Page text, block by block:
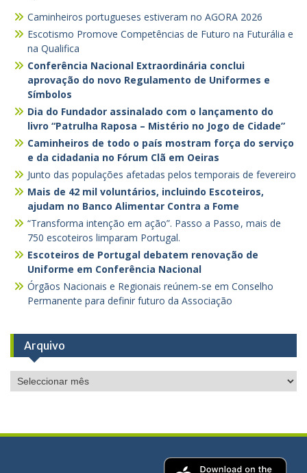
Caminheiros portugueses estiveram no AGORA 2026
Escotismo Promove Competências de Futuro na Futurália e
na Qualifica
Conferência Nacional Extraordinária conclui
aprovação do novo Regulamento de Uniformes e
Símbolos
Dia do Fundador assinalado com o lançamento do
livro “Patrulha Raposa – Mistério no Jogo de Cidade”
Caminheiros de todo o país mostram força do serviço
e da cidadania no Fórum Clã em Oeiras
Junto das populações afetadas pelos temporais de fevereiro
Mais de 42 mil voluntários, incluindo Escoteiros,
ajudam no Banco Alimentar Contra a Fome
“Transforma intenção em ação”. Passo a Passo, mais de
750 escoteiros limparam Portugal.
Escoteiros de Portugal debatem renovação de
Uniforme em Conferência Nacional
Órgãos Nacionais e Regionais reúnem-se em Conselho
Permanente para definir futuro da Associação
Arquivo
Arquivo